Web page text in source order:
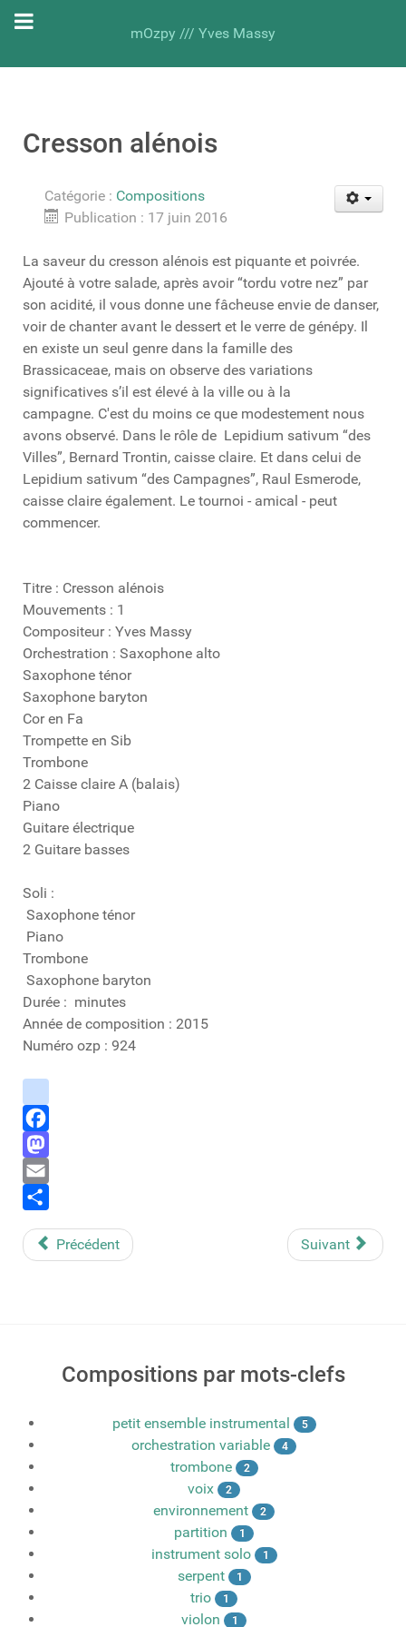
mOzpy /// Yves Massy
Cresson alénois
Catégorie : Compositions
Publication : 17 juin 2016
La saveur du cresson alénois est piquante et poivrée.
Ajouté à votre salade, après avoir “tordu votre nez” par
son acidité, il vous donne une fâcheuse envie de danser,
voir de chanter avant le dessert et le verre de génépy. Il
en existe un seul genre dans la famille des
Brassicaceae, mais on observe des variations
significatives s’il est élevé à la ville ou à la
campagne. C'est du moins ce que modestement nous
avons observé. Dans le rôle de Lepidium sativum “des
Villes”, Bernard Trontin, caisse claire. Et dans celui de
Lepidium sativum “des Campagnes”, Raul Esmerode,
caisse claire également. Le tournoi - amical - peut
commencer.
Titre : Cresson alénois
Mouvements : 1
Compositeur : Yves Massy
Orchestration : Saxophone alto
Saxophone ténor
Saxophone baryton
Cor en Fa
Trompette en Sib
Trombone
2 Caisse claire A (balais)
Piano
Guitare électrique
2 Guitare basses
Soli :
Saxophone ténor
Piano
Trombone
Saxophone baryton
Durée : minutes
Année de composition : 2015
Numéro ozp : 924
instagram
Facebook
Mastodon
Email
Précédent
Suivant
Compositions par mots-clefs
petit ensemble instrumental 5
orchestration variable 4
trombone 2
voix 2
environnement 2
partition 1
instrument solo 1
serpent 1
trio 1
violon 1